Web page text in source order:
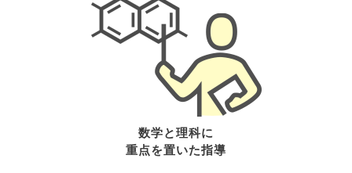
数学と理科に
​​​​​​​重点を置いた指導